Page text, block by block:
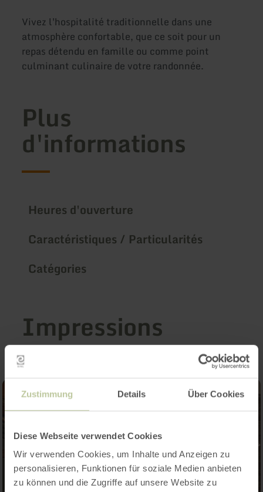
Zustimmung Details Über Cookies
Diese Webseite verwendet Cookies
Wir verwenden Cookies, um Inhalte und Anzeigen zu
personalisieren, Funktionen für soziale Medien anbieten
zu können und die Zugriffe auf unsere Website zu
Vivez l'hospitalité traditionnelle dans une
atmosphère confortable, que ce soit pour un
repas détendu en famille ou comme point
culminant culinaire de votre randonnée.
Plus
d'informations
Heures d'ouverture
Caractéristiques / Particularités
Catégories
Impressions